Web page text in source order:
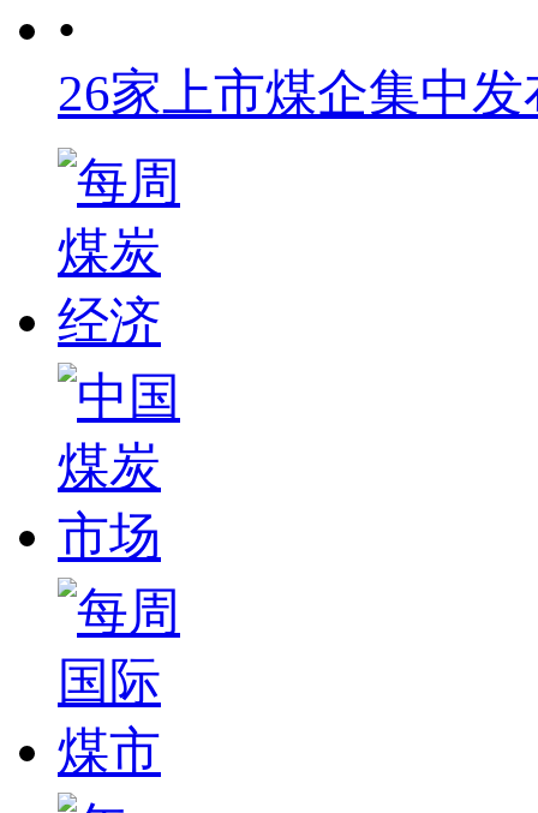
•
26家上市煤企集中